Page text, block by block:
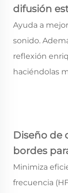
difusión
Ayuda a
sonido.
reflexión
haciéndolas
Diseño de
bordes
Minimiza
frecuencia